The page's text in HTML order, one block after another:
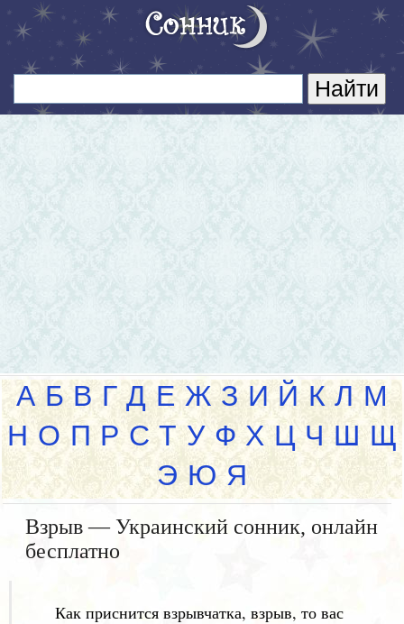
А Б В Г Д Е Ж З И Й К Л М
Н О П Р С Т У Ф Х Ц Ч Ш Щ
Э Ю Я
Взрыв — Украинский сонник, онлайн
бесплатно
Как приснится взрывчатка, взрыв, то вас